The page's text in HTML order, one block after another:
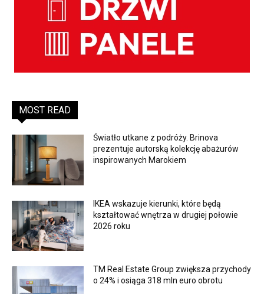
MOST READ
Światło utkane z podróży. Brinova
prezentuje autorską kolekcję abażurów
inspirowanych Marokiem
IKEA wskazuje kierunki, które będą
kształtować wnętrza w drugiej połowie
2026 roku
TM Real Estate Group zwiększa przychody
o 24% i osiąga 318 mln euro obrotu